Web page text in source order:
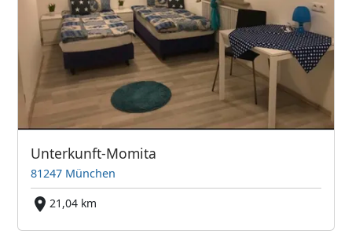
Unterkunft-Momita
81247 München
21,04 km